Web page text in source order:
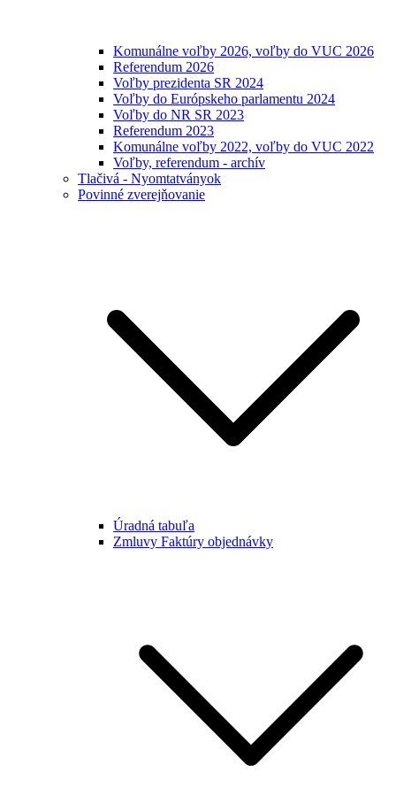
Komunálne voľby 2026, voľby do VUC 2026
Referendum 2026
Voľby prezidenta SR 2024
Voľby do Európskeho parlamentu 2024
Voľby do NR SR 2023
Referendum 2023
Komunálne voľby 2022, voľby do VUC 2022
Voľby, referendum - archív
Tlačivá - Nyomtatványok
Povinné zverejňovanie
Úradná tabuľa
Zmluvy Faktúry objednávky